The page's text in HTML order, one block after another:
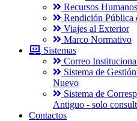
Recursos Humanos
Rendición Pública
Viajes al Exterior
Marco Normativo
Sistemas
Correo
Sistema de
Nuevo
Sistema de
Antiguo - solo
Contactos